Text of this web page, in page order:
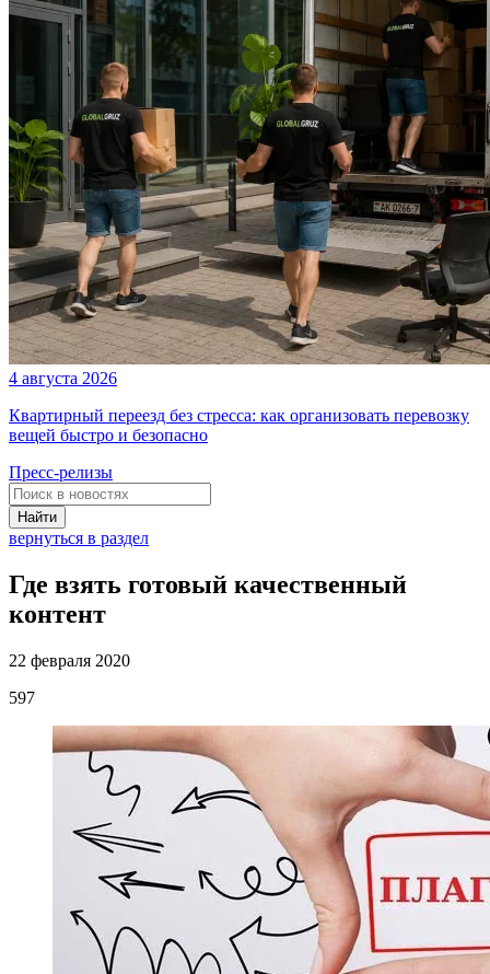
4 августа 2026
Квартирный переезд без стресса: как организовать перевозку
вещей быстро и безопасно
Пресс-релизы
Найти
вернуться в раздел
Где взять готовый качественный
контент
22 февраля 2020
597